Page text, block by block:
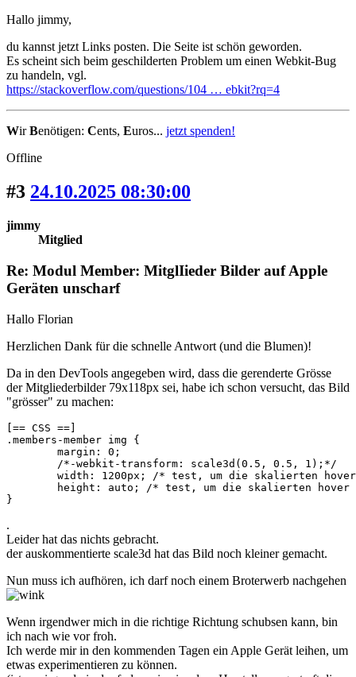
Hallo jimmy,
du kannst jetzt Links posten. Die Seite ist schön geworden.
Es scheint sich beim geschilderten Problem um einen Webkit-Bug
zu handeln, vgl.
https://stackoverflow.com/questions/104 … ebkit?rq=4
WirBenötigen: Cents, Euros... jetzt spenden!
Offline
#3 24.10.2025 08:30:00
jimmy
Mitglied
Re: Modul Member: MitglIieder Bilder auf Apple
Geräten unscharf
Hallo Florian
Herzlichen Dank für die schnelle Antwort (und die Blumen)!
Da in den DevTools angegeben wird, dass die gerenderte Grösse
der Mitgliederbilder 79x118px sei, habe ich schon versucht, das Bild
"grösser" zu machen:
[== CSS ==]
.members-member img {
}
.
Leider hat das nichts gebracht.
der auskommentierte scale3d hat das Bild noch kleiner gemacht.
Nun muss ich aufhören, ich darf noch einem Broterwerb nachgehen
Wenn irgendwer mich in die richtige Richtung schubsen kann, bin
ich nach wie vor froh.
Ich werde mir in den kommenden Tagen ein Apple Gerät leihen, um
etwas experimentieren zu können.